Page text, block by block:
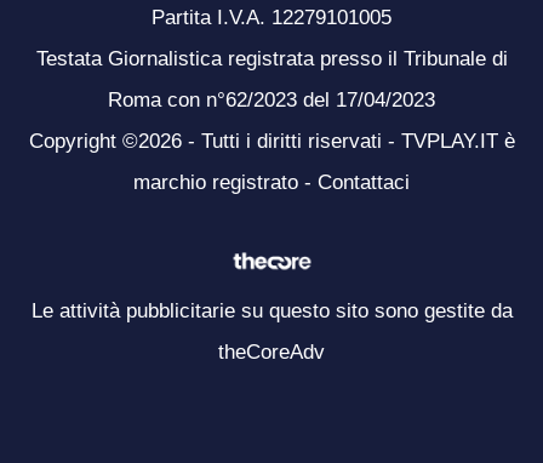
Partita I.V.A. 12279101005
Testata Giornalistica registrata presso il Tribunale di
Roma con n°62/2023 del 17/04/2023
Copyright ©2026 - Tutti i diritti riservati - TVPLAY.IT è
marchio registrato - Contattaci
Le attività pubblicitarie su questo sito sono gestite da
theCoreAdv